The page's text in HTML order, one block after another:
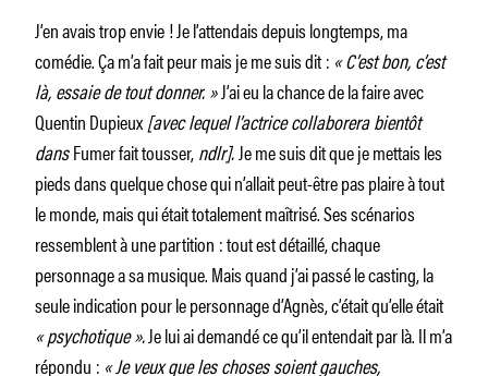
J’en avais trop envie ! Je l’attendais depuis longtemps, ma
comédie. Ça m’a fait peur mais je me suis dit : « C’est bon, c’est
là, essaie de tout donner. »J’ai eu la chance de la faire avec
Quentin Dupieux[avec lequel l’actrice collaborera bientôt
dansFumer fait tousser,ndlr].Je me suis dit que je mettais les
pieds dans quelque chose qui n’allait peut-être pas plaire à tout
le monde, mais qui était totalement maîtrisé. Ses scénarios
ressemblent à une partition : tout est détaillé, chaque
personnage a sa musique. Mais quand j’ai passé le casting, la
seule indication pour le personnage d’Agnès, c’était qu’elle était
« psychotique ».Je lui ai demandé ce qu’il entendait par là. Il m’a
répondu : « Je veux que les choses soient gauches,